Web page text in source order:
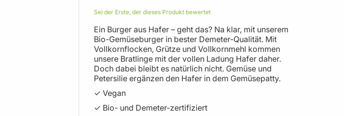
Sei der Erste, der dieses Produkt bewertet
Ein Burger aus Hafer – geht das? Na klar, mit unserem
Bio-Gemüseburger in bester Demeter-Qualität. Mit
Vollkornflocken, Grütze und Vollkornmehl kommen
unsere Bratlinge mit der vollen Ladung Hafer daher.
Doch dabei bleibt es natürlich nicht. Gemüse und
Petersilie ergänzen den Hafer in dem Gemüsepatty.
✓ Vegan
✓ Bio- und Demeter-zertifiziert